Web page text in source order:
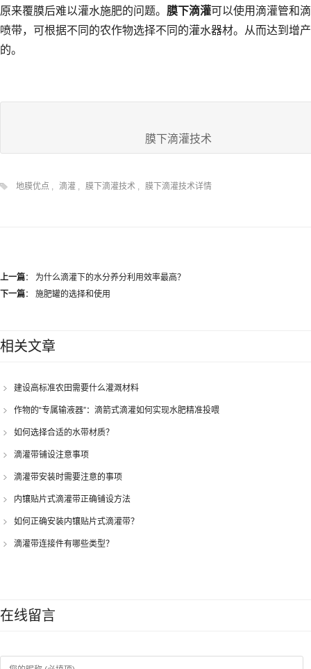
原来覆膜后难以灌水施肥的问题。 膜下滴灌可以使用滴灌管和
喷带，可根据不同的农作物选择不同的灌水器材。从而达到增
的。
膜下滴灌技术
地膜优点 , 滴灌 , 膜下滴灌技术 , 膜下滴灌技术详情
上一篇： 为什么滴灌下的水分养分利用效率最高？
下一篇： 施肥罐的选择和使用
相关文章
建设高标准农田需要什么灌溉材料
作物的“专属输液器”：滴箭式滴灌如何实现水肥精准投喂
如何选择合适的水带材质？
滴灌带铺设注意事项
滴灌带安装时需要注意的事项
内镶贴片式滴灌带正确铺设方法
如何正确安装内镶贴片式滴灌带？
滴灌带连接件有哪些类型？
在线留言